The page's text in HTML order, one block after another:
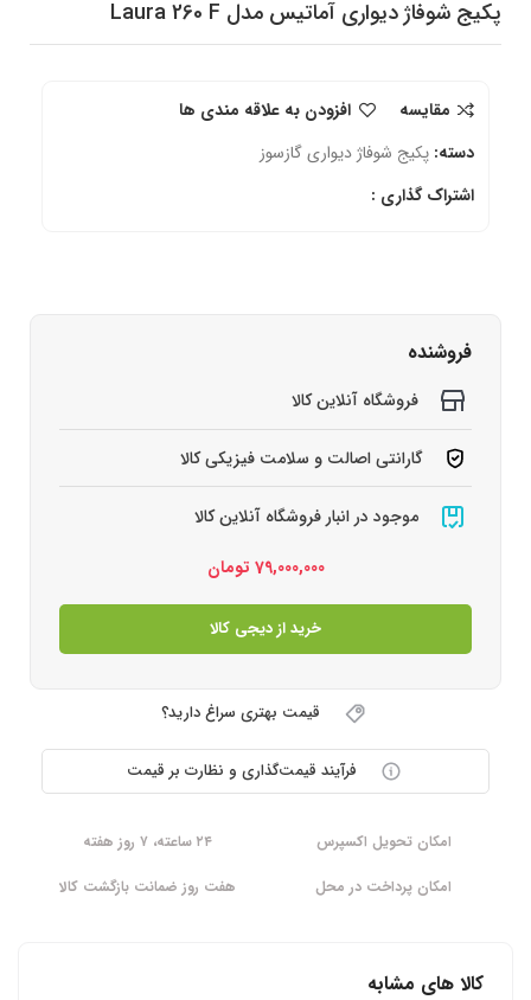
پکیج شوفاژ دیواری آماتیس مدل Laura 260 F
مقایسه
افزودن به علاقه مندی ها
دسته: پکیج شوفاژ دیواری گازسوز
اشتراک گذاری :
فروشنده
فروشگاه آنلاین کالا
گارانتی اصالت و سلامت فیزیکی کالا
موجود در انبار فروشگاه آنلاین کالا
79,000,000 تومان
خرید از دیجی کالا
قیمت بهتری سراغ دارید؟
فرآیند قیمت‌گذاری و نظارت بر قیمت
امکان تحویل اکسپرس
۲۴ ساعته، ۷ روز هفته
امکان پرداخت در محل
هفت روز ضمانت بازگشت کالا
کالا های مشابه